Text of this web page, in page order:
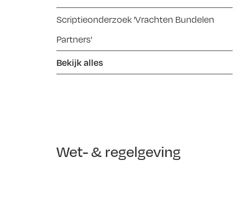
Scriptieonderzoek 'Vrachten Bundelen
Partners'
Bekijk alles
Wet- & regelgeving